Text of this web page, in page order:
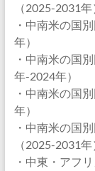
（2025-2031年
・中南米の国
年）
・中南米の国
年-2024年）
・中南米の国
年）
・中南米の国
（2025-2031年
・中東・アフ